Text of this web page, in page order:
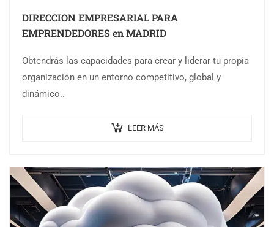
DIRECCION EMPRESARIAL PARA
EMPRENDEDORES en MADRID
Obtendrás las capacidades para crear y liderar tu propia
organización en un entorno competitivo, global y
dinámico..
LEER MÁS